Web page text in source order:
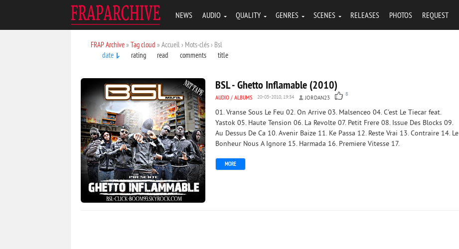
NEWS AUDIO QUALITY GENRES SCENES RELEASES PHOTOS REQUEST
FRAP Archive» Tag cloud » Accueil › Mots-clés › Bsl
date
rating read comments title
BSL - Ghetto Inflamable (2010)
AUDIO / ALBUMS 20-05-2010, 19:34 JORDAN23
8
01. Vranse Sous Le Feu 02. On Arrive 03. Malsenceo 04. C'est Le Tiecar feat.
Yastok 05. Haute Tension 06. La Revolte 07. Petit Frere 08. Issue Des Blocks 09.
Au Dessus De Ca 10. Avenir Baize 11. Ke Passa 12. Reste Vrai 13. Contraire 14. Le
Bonheur Nous A Ignore 15. Harmada 16. Premiere Vitesse 17.
MORE